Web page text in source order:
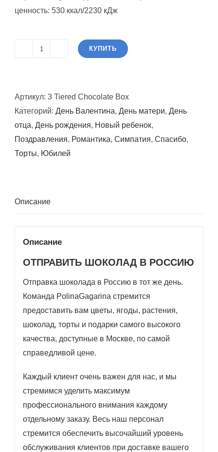
ценность: 530 ккал/2230 кДж
Количество
х
ярусная
коробка
КУПИТЬ
Артикул: 3 Tiered Chocolate Box
Категорий: День Валентина, День матери, День
отца, День рождения, Новый ребенок,
Поздравления, Романтика, Симпатия, Спасибо,
Торты, Юбилей
Описание
Описание
ОТПРАВИТЬ ШОКОЛАД В РОССИЮ
Отправка шоколада в Россию в тот же день.
Команда PolinaGagarina стремится
предоставить вам цветы, ягоды, растения,
шоколад, торты и подарки самого высокого
качества, доступные в Москве, по самой
справедливой цене.
Каждый клиент очень важен для нас, и мы
стремимся уделить максимум
профессионального внимания каждому
отдельному заказу. Весь наш персонал
стремится обеспечить высочайший уровень
обслуживания клиентов при доставке вашего